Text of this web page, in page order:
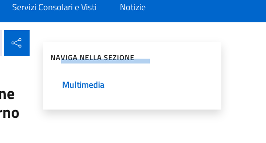
Servizi Consolari e Visti Notizie
NAVIGA NELLA SEZIONE
Multimedia